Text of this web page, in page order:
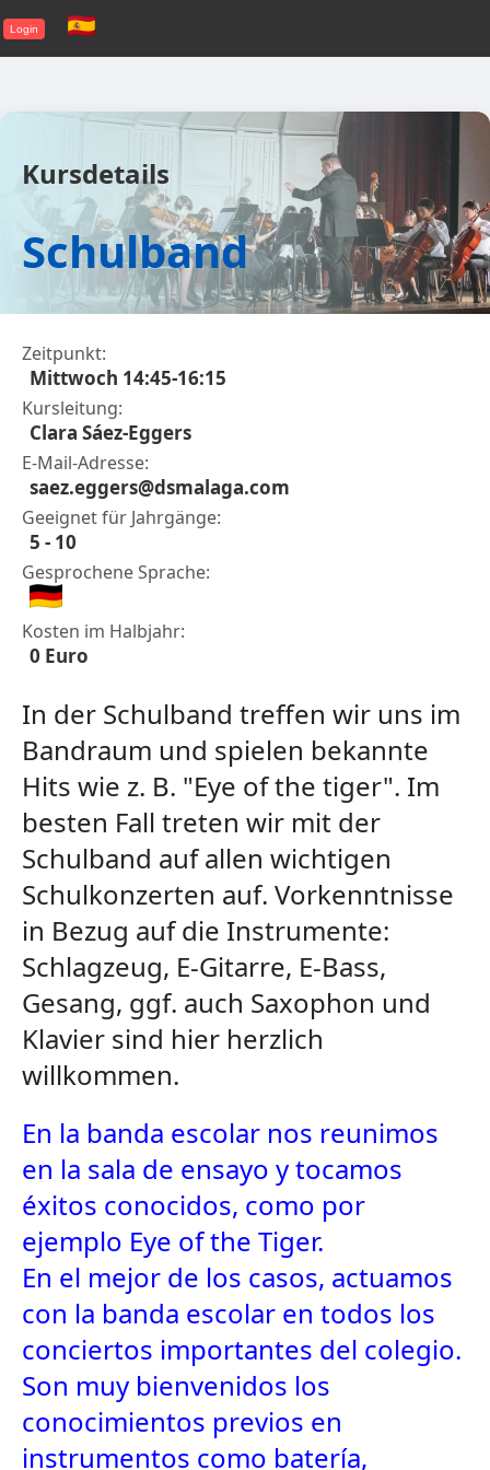
Login
Kursdetails
Schulband
Zeitpunkt:
Mittwoch 14:45-16:15
Kursleitung:
Clara Sáez-Eggers
E-Mail-Adresse:
saez.eggers@dsmalaga.com
Geeignet für Jahrgänge:
5 - 10
Gesprochene Sprache:
Kosten im Halbjahr:
0 Euro
In der Schulband treffen wir uns im
Bandraum und spielen bekannte
Hits wie z. B. "Eye of the tiger". Im
besten Fall treten wir mit der
Schulband auf allen wichtigen
Schulkonzerten auf. Vorkenntnisse
in Bezug auf die Instrumente:
Schlagzeug, E-Gitarre, E-Bass,
Gesang, ggf. auch Saxophon und
Klavier sind hier herzlich
willkommen.
En la banda escolar nos reunimos
en la sala de ensayo y tocamos
éxitos conocidos, como por
ejemplo Eye of the Tiger.
En el mejor de los casos, actuamos
con la banda escolar en todos los
conciertos importantes del colegio.
Son muy bienvenidos los
conocimientos previos en
instrumentos como batería,